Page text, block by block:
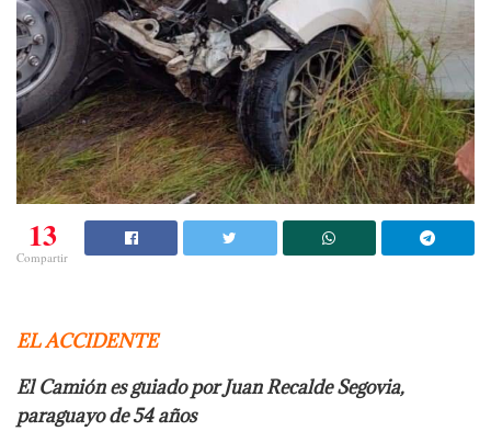
13
Compartir
EL ACCIDENTE
El Camión es guiado por Juan Recalde Segovia,
paraguayo de 54 años